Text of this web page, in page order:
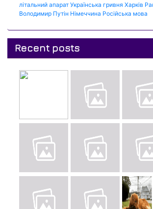
літальний апарат Українська гривня Харків
Володимир Путін Німеччина Російська мова
Recent posts